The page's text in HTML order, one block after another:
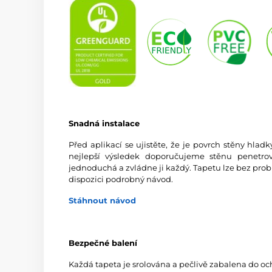
Snadná instalace
Před aplikací se ujistěte, že je povrch stěny
nejlepší výsledek doporučujeme stěnu
jednoduchá a zvládne ji každý. Tapetu lze bez
dispozici podrobný návod.
Stáhnout návod
Bezpečné balení
Každá tapeta je srolována a pečlivě zabalena do